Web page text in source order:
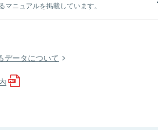
ニュアルを掲載しています。
データについて